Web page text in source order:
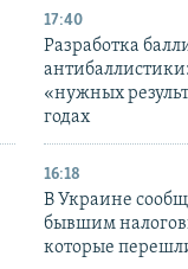
17:40
Разработка
«нужных
годах
16:18
В Украине
бывшим
которые